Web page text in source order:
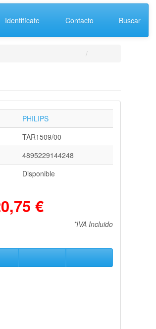
Identifícate Contacto Buscar
PHILIPS
TAR1509/00
4895229144248
Disponible
€
*IVA Incluido